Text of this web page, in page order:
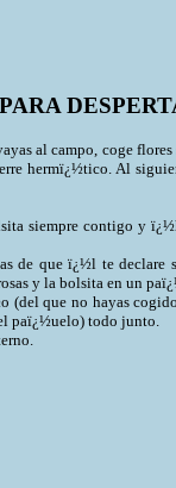
al campo, coge
hermï¿½tico. Al
siempre contigo y
de que ï¿½l te declare
y la bolsita en un
(del que no hayas
paï¿½uelo) todo junto.